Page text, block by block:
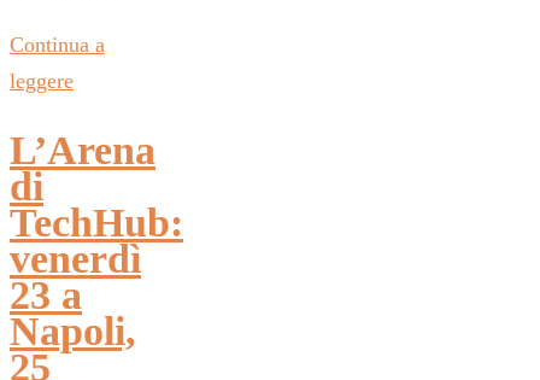
Continua a
leggere
L’Arena
di
TechHub:
venerdì
23 a
Napoli,
25